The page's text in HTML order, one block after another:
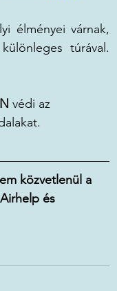
élményei várnak,
túrával.
védi az
közvetlenül a
és